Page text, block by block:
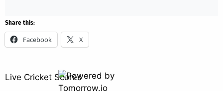
Share this:
Facebook X
Live Cricket Scores